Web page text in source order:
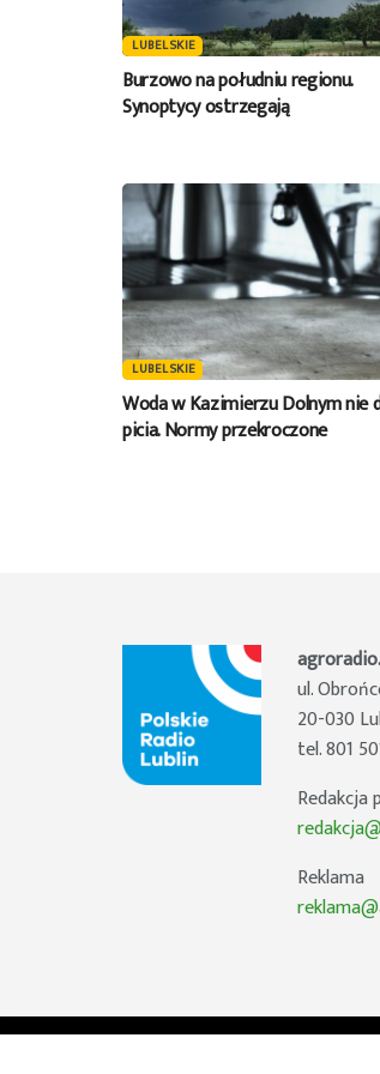
LUBELSKIE
Burzowo na południu regionu.
Synoptycy ostrzegają
LUBELSKIE
Woda w Kazimierzu Dolnym nie
picia. Normy przekroczone
ul.
20-030
tel. 801
Redakcja
Reklama